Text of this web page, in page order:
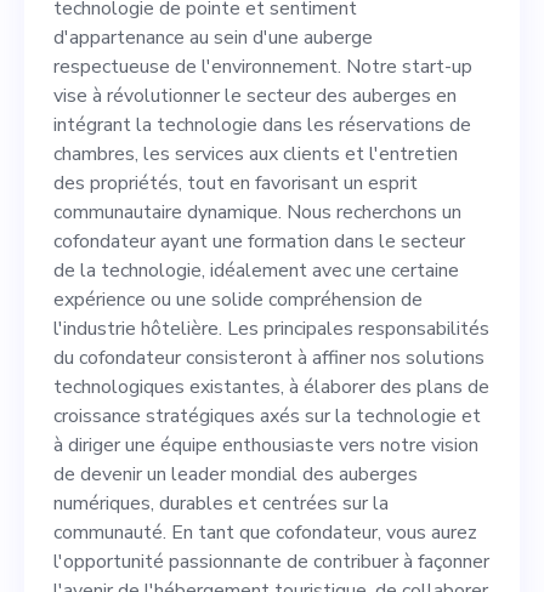
chambres, les services aux
clients et l'entretien des
propriétés, tout en
favorisant un esprit
communautaire dynamique.
Nous recherchons un
cofondateur ayant une
formation dans le secteur de
la technologie, idéalement
avec une certaine expérience
ou une solide compréhension
de l'industrie hôtelière. Les
principales responsabilités
du cofondateur consisteront
technologie de pointe et sentiment
d'appartenance au sein d'une auberge
respectueuse de l'environnement. Notre start-up
vise à révolutionner le secteur des auberges en
intégrant la technologie dans les réservations de
chambres, les services aux clients et l'entretien
des propriétés, tout en favorisant un esprit
communautaire dynamique. Nous recherchons un
cofondateur ayant une formation dans le secteur
de la technologie, idéalement avec une certaine
expérience ou une solide compréhension de
l'industrie hôtelière. Les principales responsabilités
du cofondateur consisteront à affiner nos solutions
technologiques existantes, à élaborer des plans de
croissance stratégiques axés sur la technologie et
à diriger une équipe enthousiaste vers notre vision
de devenir un leader mondial des auberges
numériques, durables et centrées sur la
communauté. En tant que cofondateur, vous aurez
l'opportunité passionnante de contribuer à façonner